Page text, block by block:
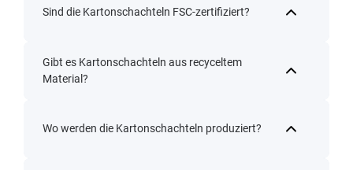
Sind die Kartonschachteln FSC-zertifiziert?
Gibt es Kartonschachteln aus recyceltem
Material?
Wo werden die Kartonschachteln produziert?